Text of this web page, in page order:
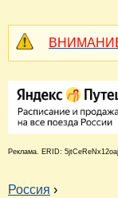
Реклама. ERID:
Россия ›